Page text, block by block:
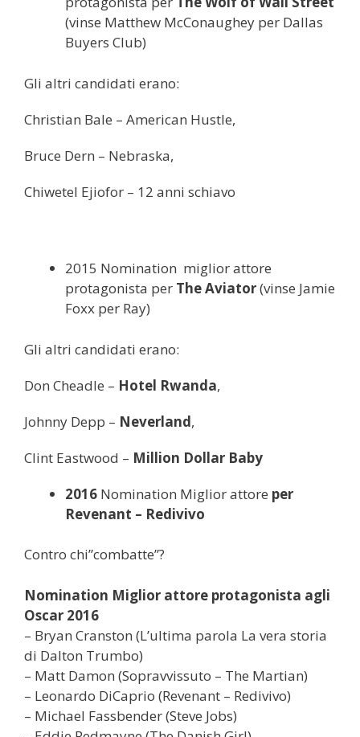
(vinse Matthew McConaughey per Dallas
Buyers Club)
Gli altri candidati erano:
Christian Bale – American Hustle,
Bruce Dern – Nebraska,
Chiwetel Ejiofor – 12 anni schiavo
2015 Nomination miglior attore
protagonista per The Aviator(vinse Jamie
Foxx per Ray)
Gli altri candidati erano:
Don Cheadle – Hotel Rwanda,
Johnny Depp – Neverland,
Clint Eastwood – Million Dollar Baby
2016 Nomination Miglior attore per
Revenant – Redivivo
Contro chi”combatte”?
Nomination Miglior attore protagonista agli
Oscar 2016
– Bryan Cranston (L’ultima parola La vera storia
di Dalton Trumbo)
– Matt Damon (Sopravvissuto – The Martian)
– Leonardo DiCaprio (Revenant – Redivivo)
– Michael Fassbender (Steve Jobs)